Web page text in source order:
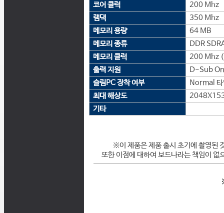
코어 클럭
200 Mhz
램댁
350 Mhz
메모리 용량
64 MB
메모리 종류
DDR
메모리 클럭
200 Mhz
출력 지원
D-Sub
슬림PC 장착 여부
Normal 타
최대 해상도
기타
※이 제품은 제품 출시 초기에 촬영된
또한 이점에 대하여 보드나라는 책임이 없